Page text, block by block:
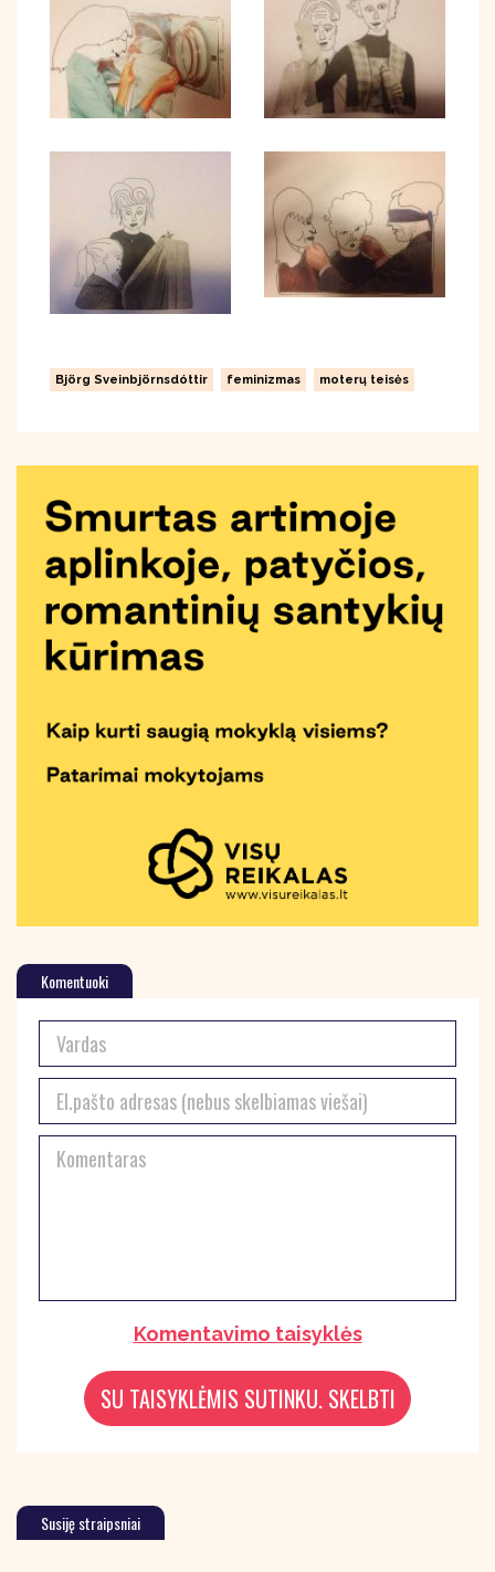
Björg Sveinbjörnsdóttir feminizmas moterų teisės
Komentuoki
Komentavimo taisyklės
Susiję straipsniai